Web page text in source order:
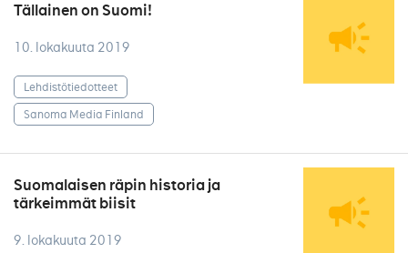
Tällainen on Suomi!
10. lokakuuta 2019
Lehdistötiedotteet
Sanoma Media Finland
Suomalaisen räpin historia ja
tärkeimmät biisit
9. lokakuuta 2019